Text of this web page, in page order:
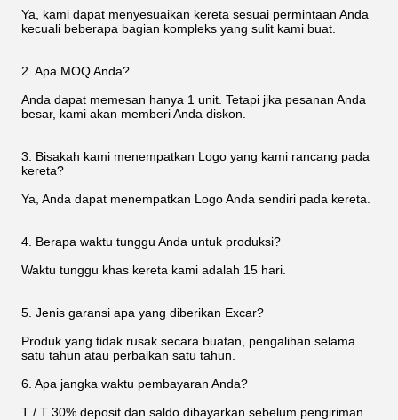
Ya, kami dapat menyesuaikan kereta sesuai permintaan Anda
kecuali beberapa bagian kompleks yang sulit kami buat.
2. Apa MOQ Anda?
Anda dapat memesan hanya 1 unit. Tetapi jika pesanan Anda
besar, kami akan memberi Anda diskon.
3. Bisakah kami menempatkan Logo yang kami rancang pada
kereta?
Ya, Anda dapat menempatkan Logo Anda sendiri pada kereta.
4. Berapa waktu tunggu Anda untuk produksi?
Waktu tunggu khas kereta kami adalah 15 hari.
5. Jenis garansi apa yang diberikan Excar?
Produk yang tidak rusak secara buatan, pengalihan selama
satu tahun atau perbaikan satu tahun.
6. Apa jangka waktu pembayaran Anda?
T / T 30% deposit dan saldo dibayarkan sebelum pengiriman